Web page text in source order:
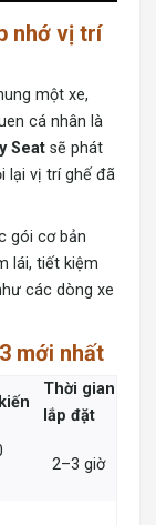
nhớ vị trí
một xe,
cá nhân là
Seat sẽ phát
lại vị trí ghế đã
gói cơ bản
lái, tiết kiệm
các dòng xe
mới nhất
Thời gian
lắp đặt
2–3 giờ